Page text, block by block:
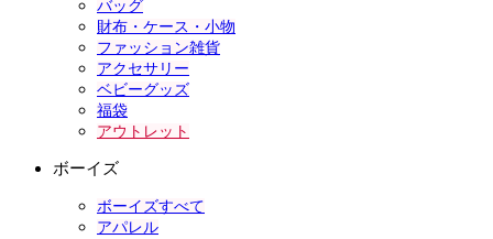
バッグ
財布・ケース・小物
ファッション雑貨
アクセサリー
ベビーグッズ
福袋
アウトレット
ボーイズ
ボーイズすべて
アパレル